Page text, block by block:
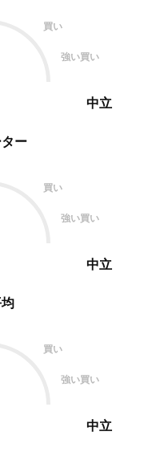
ー
買い
強い買い
中立
買い
強い買い
中立
買い
強い買い
中立